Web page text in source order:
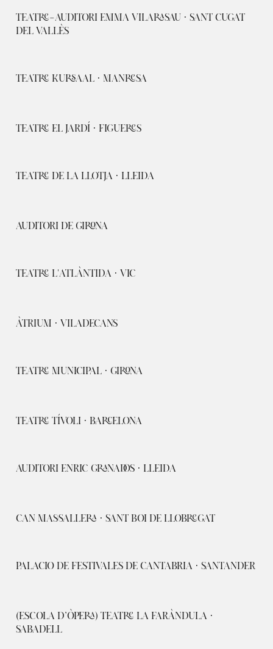
TEATRE-AUDITORI EMMA VILARASAU · SANT CUGAT
DEL VALLÈS
TEATRE KURSAAL · MANRESA
TEATRE EL JARDÍ · FIGUERES
TEATRE DE LA LLOTJA · LLEIDA
AUDITORI DE GIRONA
TEATRE L'ATLÀNTIDA · VIC
ÀTRIUM · VILADECANS
TEATRE MUNICIPAL · GIRONA
TEATRE TÍVOLI · BARCELONA
AUDITORI ENRIC GRANADOS · LLEIDA
CAN MASSALLERA · SANT BOI DE LLOBREGAT
PALACIO DE FESTIVALES DE CANTABRIA · SANTANDER
(ESCOLA D’ÒPERA) TEATRE LA FARÀNDULA ·
SABADELL